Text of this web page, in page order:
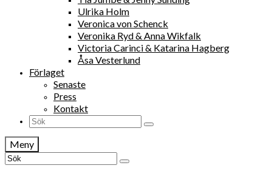
Ulrika Holm
Veronica von Schenck
Veronika Ryd & Anna Wikfalk
Victoria Carinci & Katarina Hagberg
Åsa Vesterlund
Förlaget
Senaste
Press
Kontakt
Search
Meny
Search